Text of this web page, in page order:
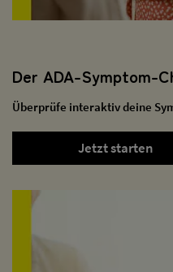
Der ADA-Symptom-
Überprüfe interaktiv deine
Jetzt starten